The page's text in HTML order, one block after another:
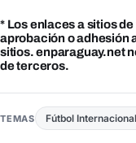
* Los enlaces a sitios
aprobación o adhesión
sitios. enparaguay.net
de terceros.
TEMAS Fútbol Internacional